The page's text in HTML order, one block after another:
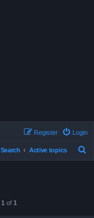
Login
Register
Search Active topics
1 of 1